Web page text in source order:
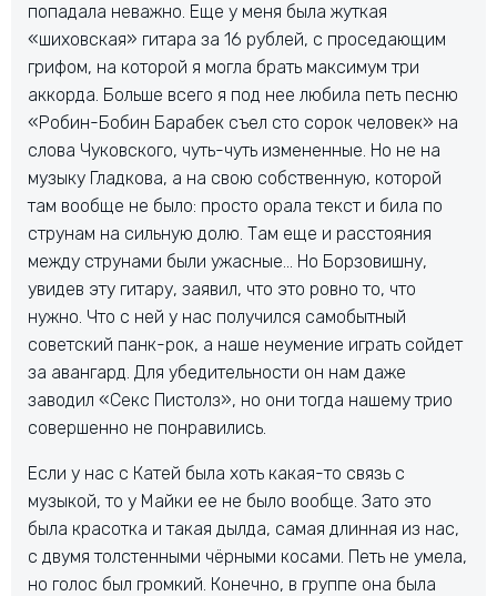
попадала неважно. Еще у меня была жуткая
«шиховская» гитара за 16 рублей, с проседающим
грифом, на которой я могла брать максимум три
аккорда. Больше всего я под нее любила петь песню
«Робин-Бобин Барабек съел сто сорок человек» на
слова Чуковского, чуть-чуть измененные. Но не на
музыку Гладкова, а на свою собственную, которой
там вообще не было: просто орала текст и била по
струнам на сильную долю. Там еще и расстояния
между струнами были ужасные… Но Борзовишну,
увидев эту гитару, заявил, что это ровно то, что
нужно. Что с ней у нас получился самобытный
советский панк-рок, а наше неумение играть сойдет
за авангард. Для убедительности он нам даже
заводил «Секс Пистолз», но они тогда нашему трио
совершенно не понравились.
Если у нас с Катей была хоть какая-то связь с
музыкой, то у Майки ее не было вообще. Зато это
была красотка и такая дылда, самая длинная из нас,
с двумя толстенными чёрными косами. Петь не умела,
но голос был громкий. Конечно, в группе она была